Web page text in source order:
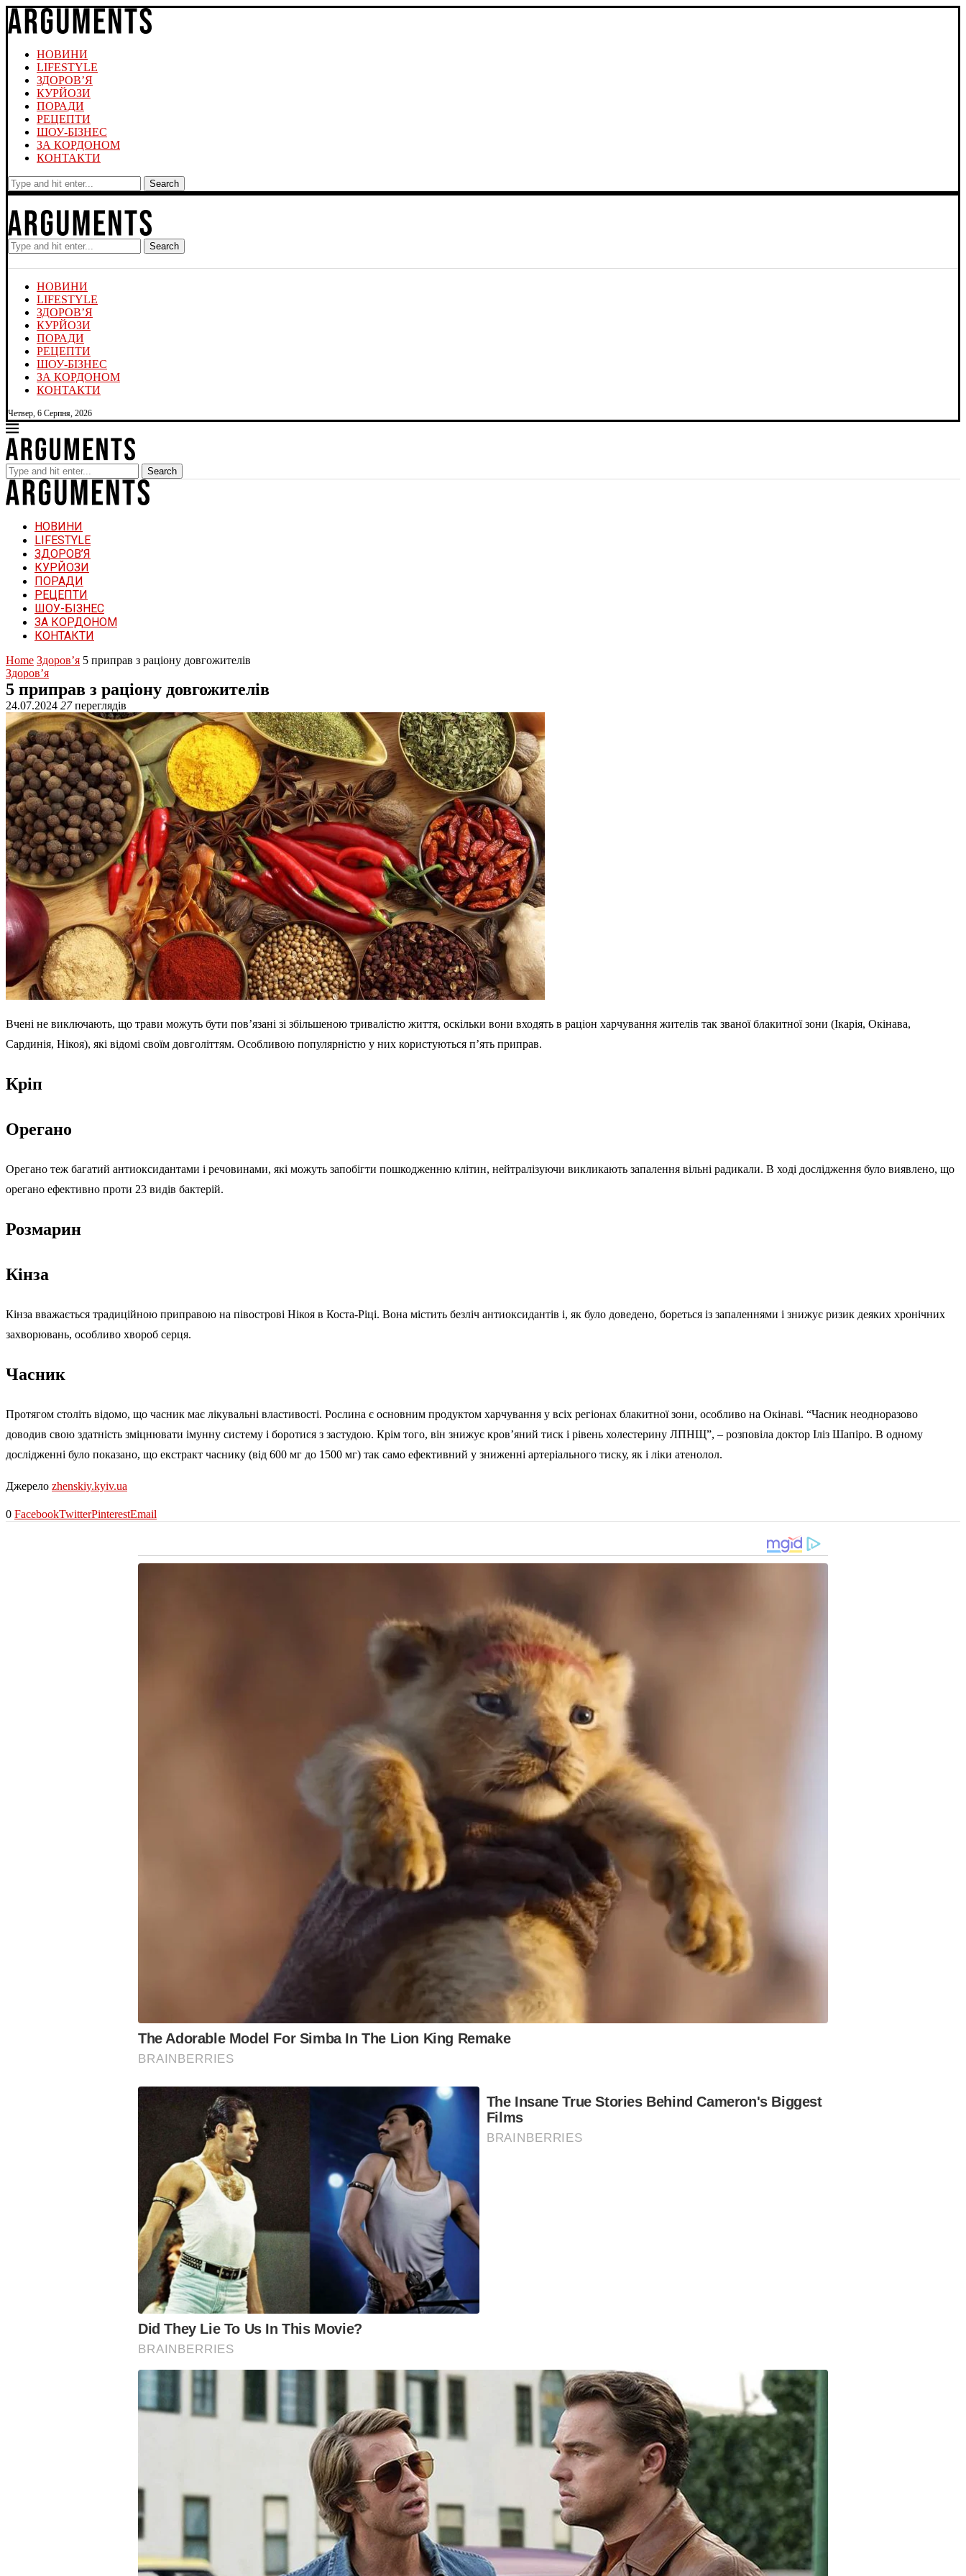
НОВИНИ
LIFESTYLE
ЗДОРОВ’Я
КУРЙОЗИ
ПОРАДИ
РЕЦЕПТИ
ШОУ-БІЗНЕС
ЗА КОРДОНОМ
КОНТАКТИ
Search
Search
НОВИНИ
LIFESTYLE
ЗДОРОВ’Я
КУРЙОЗИ
ПОРАДИ
РЕЦЕПТИ
ШОУ-БІЗНЕС
ЗА КОРДОНОМ
КОНТАКТИ
Четвер, 6 Серпня, 2026
Search
НОВИНИ
LIFESTYLE
ЗДОРОВ’Я
КУРЙОЗИ
ПОРАДИ
РЕЦЕПТИ
ШОУ-БІЗНЕС
ЗА КОРДОНОМ
КОНТАКТИ
Home Здоров’я 5 приправ з раціону довгожителів
Здоров’я
5 приправ з раціону довгожителів
24.07.2024 27переглядів
Вчені не виключають, що трави можуть бути пов’язані зі збільшеною тривалістю життя, оскільки вони входять в раціон харчування жителів так званої блакитної зони (Ікарія, Окінава,
Сардинія, Нікоя), які відомі своїм довголіттям. Особливою популярністю у них користуються п’ять приправ.
Кріп
Орегано
Орегано теж багатий антиоксидантами і речовинами, які можуть запобігти пошкодженню клітин, нейтралізуючи викликають запалення вільні радикали. В ході дослідження було виявлено, що
орегано ефективно проти 23 видів бактерій.
Розмарин
Кінза
Кінза вважається традиційною приправою на півострові Нікоя в Коста-Ріці. Вона містить безліч антиоксидантів і, як було доведено, бореться із запаленнями і знижує ризик деяких хронічних
захворювань, особливо хвороб серця.
Часник
Протягом століть відомо, що часник має лікувальні властивості. Рослина є основним продуктом харчування у всіх регіонах блакитної зони, особливо на Окінаві. “Часник неодноразово
доводив свою здатність зміцнювати імунну систему і боротися з застудою. Крім того, він знижує кров’яний тиск і рівень холестерину ЛПНЩ”, – розповіла доктор Іліз Шапіро. В одному
дослідженні було показано, що екстракт часнику (від 600 мг до 1500 мг) так само ефективний у зниженні артеріального тиску, як і ліки атенолол.
Джерело zhenskiy.kyiv.ua
0 FacebookTwitterPinterestEmail